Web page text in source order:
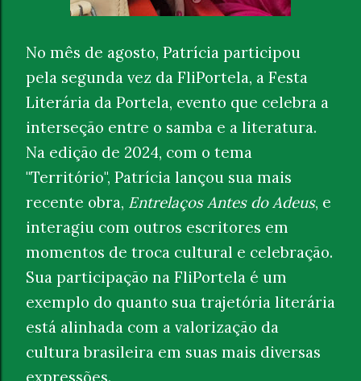
No mês de agosto, Patrícia participou
pela segunda vez da FliPortela, a Festa
Literária da Portela, evento que celebra a
interseção entre o samba e a literatura.
Na edição de 2024, com o tema
"Território", Patrícia lançou sua mais
recente obra, Entrelaços Antes do Adeus, e
interagiu com outros escritores em
momentos de troca cultural e celebração.
Sua participação na FliPortela é um
exemplo do quanto sua trajetória literária
está alinhada com a valorização da
cultura brasileira em suas mais diversas